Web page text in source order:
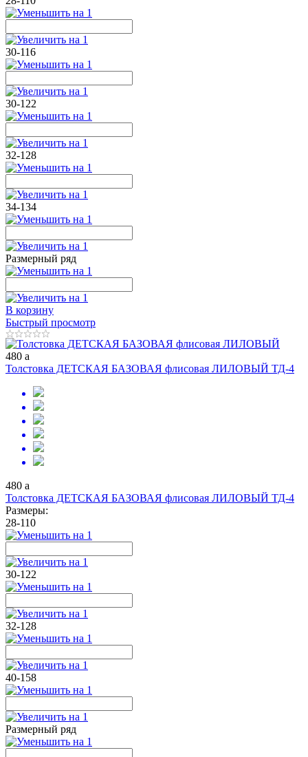
30-116
30-122
32-128
34-134
Размерный ряд
В корзину
Быстрый просмотр
480 a
Толстовка ДЕТСКАЯ БАЗОВАЯ флисовая ЛИЛОВЫЙ ТД-4
480 a
Толстовка ДЕТСКАЯ БАЗОВАЯ флисовая ЛИЛОВЫЙ ТД-4
Размеры:
28-110
30-122
32-128
40-158
Размерный ряд